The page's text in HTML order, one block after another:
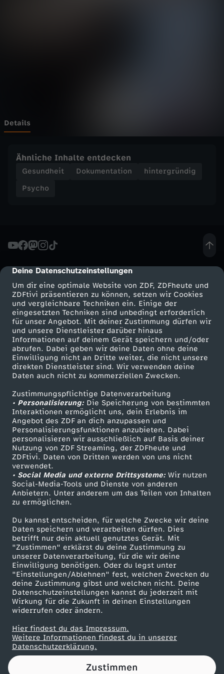
cmp-dialog-description
Deine Datenschutzeinstellungen
Um dir eine optimale Website von ZDF, ZDFheute und
ZDFtivi präsentieren zu können, setzen wir Cookies
und vergleichbare Techniken ein. Einige der
eingesetzten Techniken sind unbedingt erforderlich
für unser Angebot. Mit deiner Zustimmung dürfen wir
und unsere Dienstleister darüber hinaus
Informationen auf deinem Gerät speichern und/oder
abrufen. Dabei geben wir deine Daten ohne deine
Einwilligung nicht an Dritte weiter, die nicht unsere
direkten Dienstleister sind. Wir verwenden deine
Daten auch nicht zu kommerziellen Zwecken.
Zustimmungspflichtige Datenverarbeitung
• Personalisierung:Die Speicherung von bestimmten
Interaktionen ermöglicht uns, dein Erlebnis im
Angebot des ZDF an dich anzupassen und
Personalisierungsfunktionen anzubieten. Dabei
personalisieren wir ausschließlich auf Basis deiner
Nutzung von ZDF Streaming, der ZDFheute und
ZDFtivi. Daten von Dritten werden von uns nicht
verwendet.
• Social Media und externe Drittsysteme:Wir nutzen
Social-Media-Tools und Dienste von anderen
Anbietern. Unter anderem um das Teilen von Inhalten
zu ermöglichen.
Du kannst entscheiden, für welche Zwecke wir deine
Daten speichern und verarbeiten dürfen. Dies
betrifft nur dein aktuell genutztes Gerät. Mit
"Zustimmen" erklärst du deine Zustimmung zu
unserer Datenverarbeitung, für die wir deine
Einwilligung benötigen. Oder du legst unter
"Einstellungen/Ablehnen" fest, welchen Zwecken du
deine Zustimmung gibst und welchen nicht. Deine
Datenschutzeinstellungen kannst du jederzeit mit
Wirkung für die Zukunft in deinen Einstellungen
widerrufen oder ändern.
Hier findest du das Impressum.
Weitere Informationen findest du in unserer
Datenschutzerklärung.
Zustimmen
o
I
u
n
d
d
i
e
D
e
m
e
n
z
Details
Ähnliche Inhalte entdecken
Gesundheit Dokumentation
hintergründig
Psycho
Mehr ZDF
ZDF-Apps
Smart TV
ZDFtext
Livestreams
Sendungen A-Z
TV-Programm
Service
ZDFmitreden
Kontakt zum ZDF
Tickets
Zuschauerservice
Hilfe
ZDF Unternehmen
Karriere
ZDF goes Schule
Werbefernsehen
Mainzelmännchen
Partner